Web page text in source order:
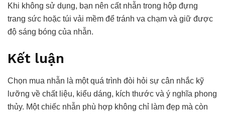
Khi không sử dụng, bạn nên cất nhẫn trong hộp đựng
trang sức hoặc túi vải mềm để tránh va chạm và giữ được
độ sáng bóng của nhẫn.
Kết luận
Chọn mua nhẫn là một quá trình đòi hỏi sự cân nhắc kỹ
lưỡng về chất liệu, kiểu dáng, kích thước và ý nghĩa phong
thủy. Một chiếc nhẫn phù hợp không chỉ làm đẹp mà còn